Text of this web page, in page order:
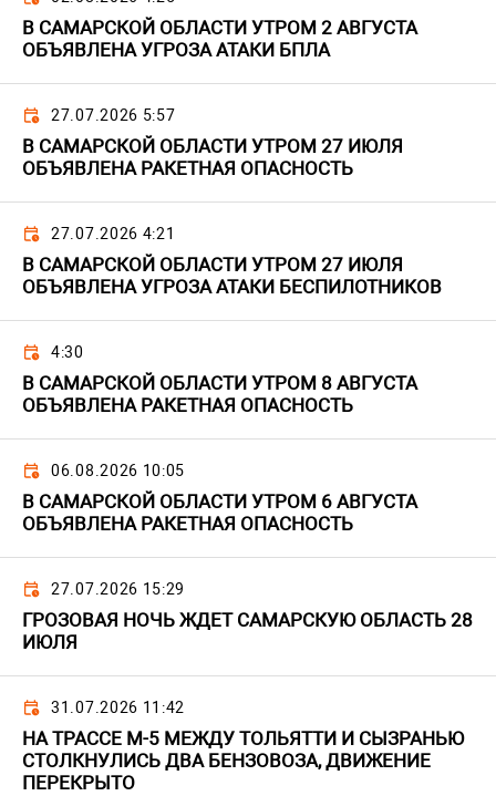
В САМАРСКОЙ ОБЛАСТИ УТРОМ 2 АВГУСТА
ОБЪЯВЛЕНА УГРОЗА АТАКИ БПЛА
27.07.2026 5:57
В САМАРСКОЙ ОБЛАСТИ УТРОМ 27 ИЮЛЯ
ОБЪЯВЛЕНА РАКЕТНАЯ ОПАСНОСТЬ
27.07.2026 4:21
В САМАРСКОЙ ОБЛАСТИ УТРОМ 27 ИЮЛЯ
ОБЪЯВЛЕНА УГРОЗА АТАКИ БЕСПИЛОТНИКОВ
4:30
В САМАРСКОЙ ОБЛАСТИ УТРОМ 8 АВГУСТА
ОБЪЯВЛЕНА РАКЕТНАЯ ОПАСНОСТЬ
06.08.2026 10:05
В САМАРСКОЙ ОБЛАСТИ УТРОМ 6 АВГУСТА
ОБЪЯВЛЕНА РАКЕТНАЯ ОПАСНОСТЬ
27.07.2026 15:29
ГРОЗОВАЯ НОЧЬ ЖДЕТ САМАРСКУЮ ОБЛАСТЬ 28
ИЮЛЯ
31.07.2026 11:42
НА ТРАССЕ М-5 МЕЖДУ ТОЛЬЯТТИ И СЫЗРАНЬЮ
СТОЛКНУЛИСЬ ДВА БЕНЗОВОЗА, ДВИЖЕНИЕ
ПЕРЕКРЫТО